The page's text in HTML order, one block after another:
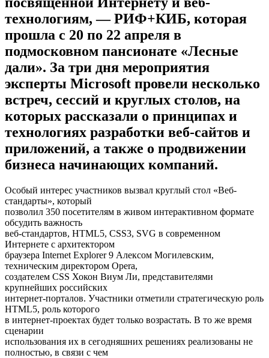
технологиям, — РИФ+КИБ, которая
прошла с 20 по 22 апреля в
подмосковном пансионате «Лесные
дали». За три дня мероприятия
эксперты Microsoft провели несколько
встреч, сессий и круглых столов, на
которых рассказали о принципах и
технологиях разработки веб-сайтов и
приложений, а также о продвижении
бизнеса начинающих компаний.
Особый интерес участников вызвал круглый стол «Веб-
стандарты», который
позволил 350 посетителям в живом интерактивном формате
обсудить важность
веб-стандартов, HTML5, CSS3, SVG в современном
Интернете с архитектором
браузера Internet Explorer 9 Алексом Могилевским,
техническим директором Opera,
создателем CSS Хокон Виум Ли, представителями
крупнейших российских
интернет-порталов. Участники отметили стратегическую роль
HTML5, роль которого
в интернет-проектах будет только возрастать. В то же время
сценарии
использования их в сегодняшних решениях реализованы не
полностью, в связи с чем